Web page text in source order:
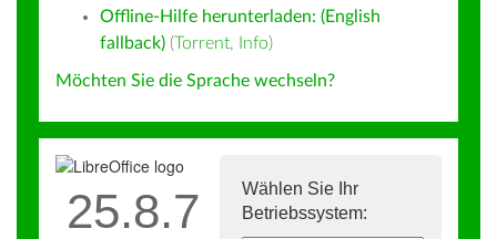
Offline-Hilfe herunterladen: (English
fallback) (Torrent, Info)
Möchten Sie die Sprache wechseln?
Wählen Sie Ihr
Betriebssystem:
25.8.7